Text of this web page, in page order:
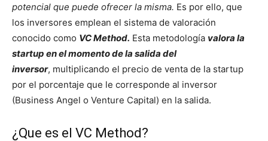
potencial que puede ofrecer la misma. Es por ello, que
los inversores emplean el sistema de valoración
conocido como VC Method. Esta metodología valora la
startup en el momento de la salida del
inversor, multiplicando el precio de venta de la startup
por el porcentaje que le corresponde al inversor
(Business Angel o Venture Capital) en la salida.
¿Que es el VC Method?